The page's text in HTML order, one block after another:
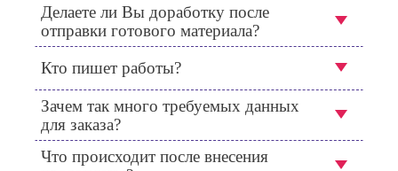
Делаете ли Вы доработку после
отправки готового материала?
Кто пишет работы?
Зачем так много требуемых данных
для заказа?
Что происходит после внесения